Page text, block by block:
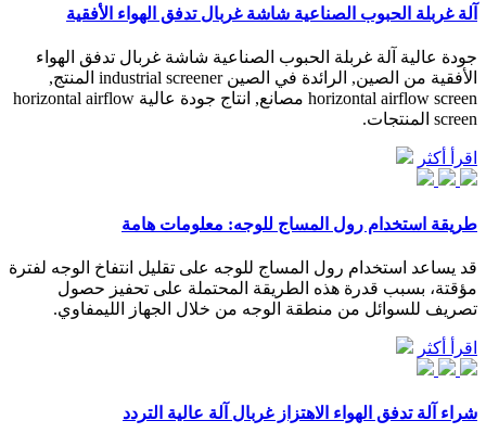
آلة غربلة الحبوب الصناعية شاشة غربال تدفق الهواء الأفقية
جودة عالية آلة غربلة الحبوب الصناعية شاشة غربال تدفق الهواء
الأفقية من الصين, الرائدة في الصين industrial screener المنتج,
horizontal airflow screen مصانع, انتاج جودة عالية horizontal airflow
screen المنتجات.
اقرأ أكثر
طريقة استخدام رول المساج للوجه: معلومات هامة
قد يساعد استخدام رول المساج للوجه على تقليل انتفاخ الوجه لفترة
مؤقتة، بسبب قدرة هذه الطريقة المحتملة على تحفيز حصول
تصريف للسوائل من منطقة الوجه من خلال الجهاز الليمفاوي.
اقرأ أكثر
شراء آلة تدفق الهواء الاهتزاز غربال آلة عالية التردد